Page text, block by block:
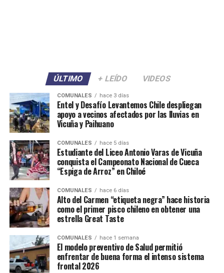
ÚLTIMO + LEÍDO VIDEOS
COMUNALES hace 3 días
Entel y Desafío Levantemos Chile despliegan
apoyo a vecinos afectados por las lluvias en
Vicuña y Paihuano
COMUNALES hace 5 días
Estudiante del Liceo Antonio Varas de Vicuña
conquista el Campeonato Nacional de Cueca
“Espiga de Arroz” en Chiloé
COMUNALES hace 6 días
Alto del Carmen “etiqueta negra” hace historia
como el primer pisco chileno en obtener una
estrella Great Taste
COMUNALES hace 1 semana
El modelo preventivo de Salud permitió
enfrentar de buena forma el intenso sistema
frontal 2026